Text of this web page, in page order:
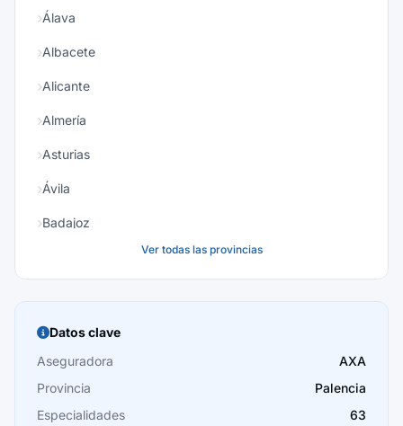
Álava
Albacete
Alicante
Almería
Asturias
Ávila
Badajoz
Burgos
Cáceres
Cádiz
Ver todas las provincias
Datos clave
Aseguradora
AXA
Provincia
Palencia
Especialidades
63